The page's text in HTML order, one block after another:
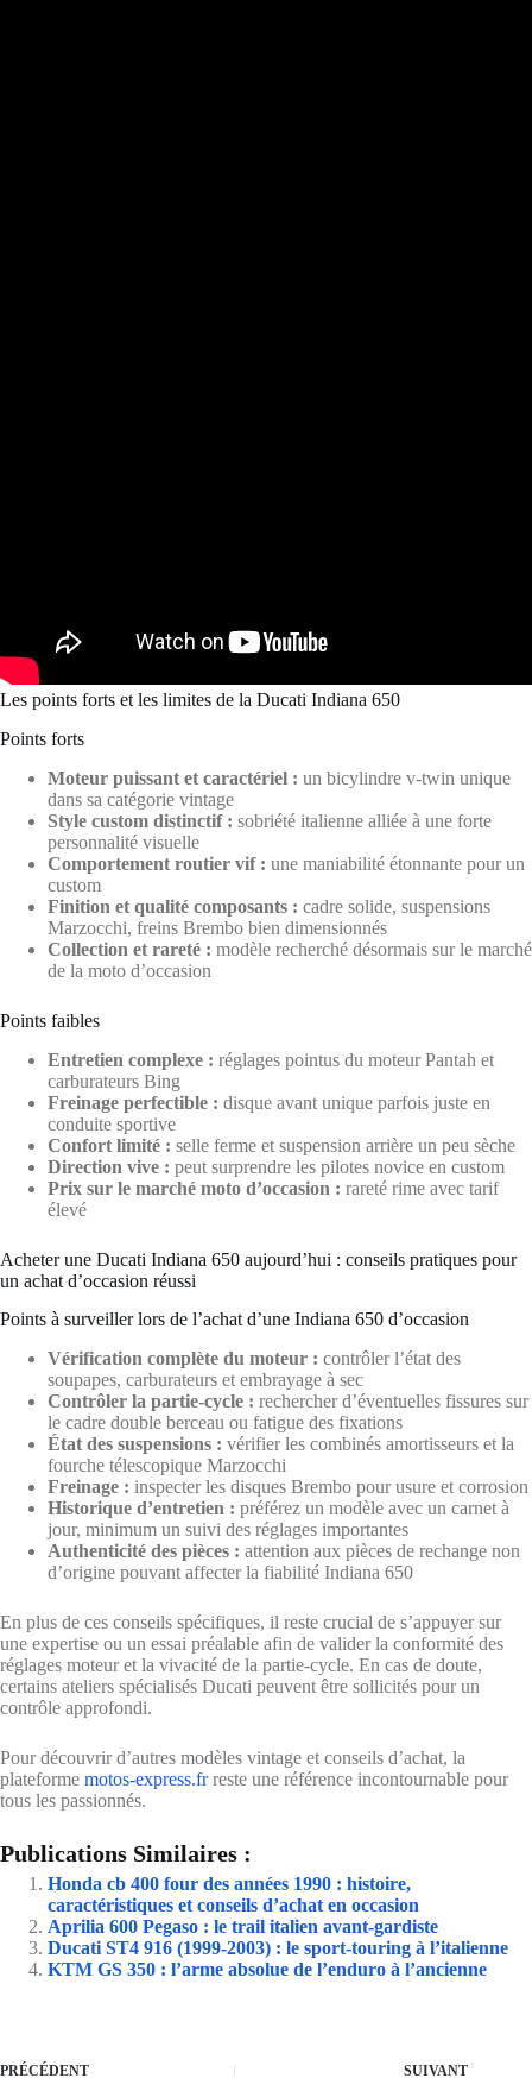
Les points forts et les limites de la Ducati Indiana 650
Points forts
Moteur puissant et caractériel : un bicylindre v-twin unique
dans sa catégorie vintage
Style custom distinctif : sobriété italienne alliée à une forte
personnalité visuelle
Comportement routier vif : une maniabilité étonnante pour un
custom
Finition et qualité composants : cadre solide, suspensions
Marzocchi, freins Brembo bien dimensionnés
Collection et rareté : modèle recherché désormais sur le marché
de la moto d’occasion
Points faibles
Entretien complexe : réglages pointus du moteur Pantah et
carburateurs Bing
Freinage perfectible : disque avant unique parfois juste en
conduite sportive
Confort limité : selle ferme et suspension arrière un peu sèche
Direction vive : peut surprendre les pilotes novice en custom
Prix sur le marché moto d’occasion : rareté rime avec tarif
élevé
Acheter une Ducati Indiana 650 aujourd’hui : conseils pratiques pour
un achat d’occasion réussi
Points à surveiller lors de l’achat d’une Indiana 650 d’occasion
Vérification complète du moteur : contrôler l’état des
soupapes, carburateurs et embrayage à sec
Contrôler la partie-cycle : rechercher d’éventuelles fissures sur
le cadre double berceau ou fatigue des fixations
État des suspensions : vérifier les combinés amortisseurs et la
fourche télescopique Marzocchi
Freinage : inspecter les disques Brembo pour usure et corrosion
Historique d’entretien : préférez un modèle avec un carnet à
jour, minimum un suivi des réglages importantes
Authenticité des pièces : attention aux pièces de rechange non
d’origine pouvant affecter la fiabilité Indiana 650
En plus de ces conseils spécifiques, il reste crucial de s’appuyer sur
une expertise ou un essai préalable afin de valider la conformité des
réglages moteur et la vivacité de la partie-cycle. En cas de doute,
certains ateliers spécialisés Ducati peuvent être sollicités pour un
contrôle approfondi.
Pour découvrir d’autres modèles vintage et conseils d’achat, la
plateforme motos-express.frreste une référence incontournable pour
tous les passionnés.
Publications Similaires :
Honda cb 400 four des années 1990 : histoire,
caractéristiques et conseils d’achat en occasion
Aprilia 600 Pegaso : le trail italien avant-gardiste
Ducati ST4 916 (1999-2003) : le sport-touring à l’italienne
KTM GS 350 : l’arme absolue de l’enduro à l’ancienne
PRÉCÉDENT SUIVANT